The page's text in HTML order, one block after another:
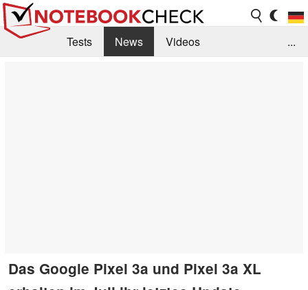
Tests News
Videos
...
Das Google Pixel 3a und Pixel 3a XL